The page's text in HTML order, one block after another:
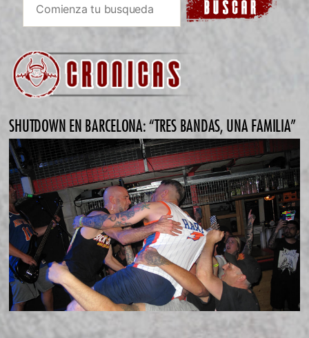
SHUTDOWN EN BARCELONA: “TRES BANDAS, UNA FAMILIA”